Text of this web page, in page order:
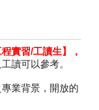
程實習/工讀生】，
讀可以參考。
業背景， 開放的